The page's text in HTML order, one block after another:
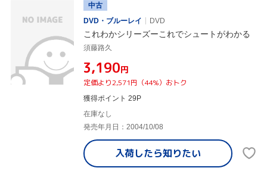
中古
DVD・ブルーレイ
DVD
これわかシリーズーこれでシュートがわかる
須藤路久
¥3,190円
定価より2,571円（44%）おトク
獲得ポイント 29P
在庫なし
発売年月日：2004/10/08
入荷したら知りたい